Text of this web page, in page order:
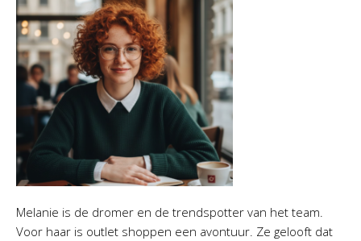
Melanie is de dromer en de trendspotter van het team.
Voor haar is outlet shoppen een avontuur. Ze gelooft dat